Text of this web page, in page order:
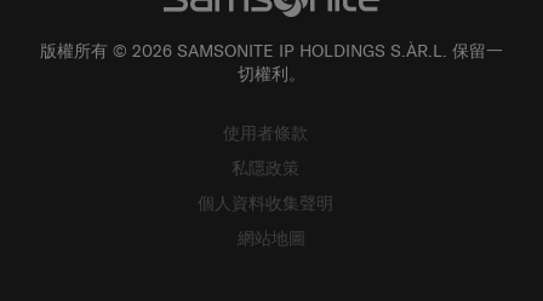
切權利。
私隱政策
個人資料收集聲明
網站地圖